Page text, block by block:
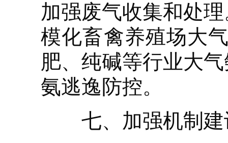
加强废气收集和处
模化畜禽养殖场大
肥、纯碱等行业大
氨逃逸防控。
七、加强机制建